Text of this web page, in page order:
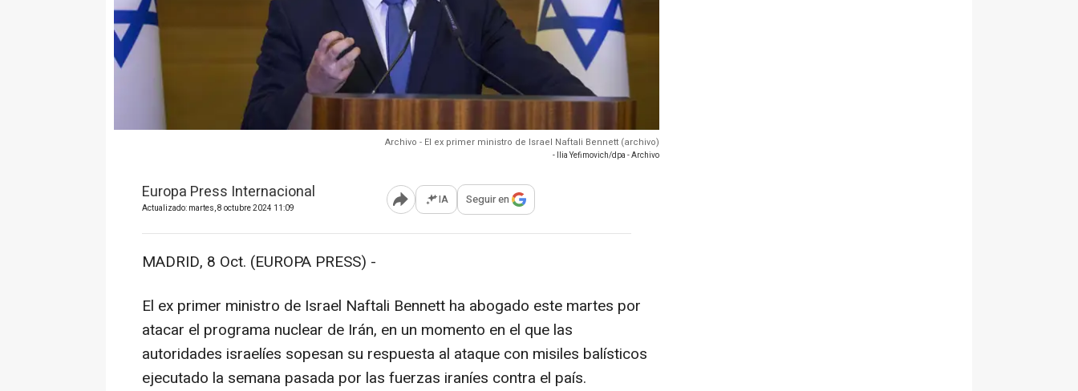
Archivo - El ex primer ministro de Israel Naftali Bennett (archivo)
- Ilia Yefimovich/dpa - Archivo
Europa Press Internacional
Actualizado: martes, 8 octubre 2024 11:09 Abrir opciones para compartir
IA Seguir en
MADRID, 8 Oct. (EUROPA PRESS) -
El ex primer ministro de Israel Naftali Bennett ha abogado este martes por
atacar el programa nuclear de Irán, en un momento en el que las
autoridades israelíes sopesan su respuesta al ataque con misiles balísticos
ejecutado la semana pasada por las fuerzas iraníes contra el país.